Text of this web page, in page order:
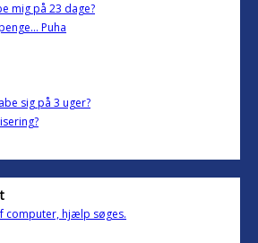
mig på 23 dage?
Puha
sig på 3 uger?
computer, hjælp søges.